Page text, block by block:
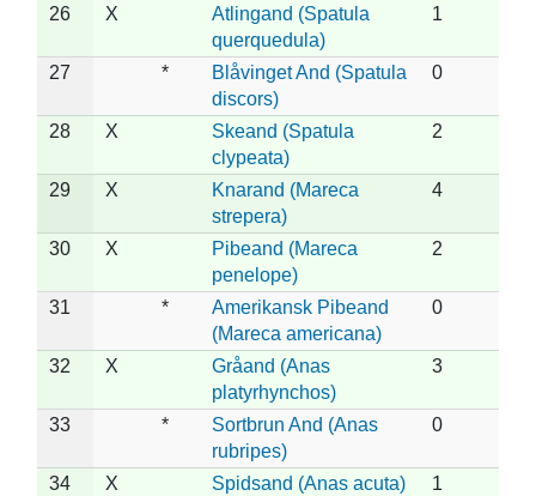
26 X
Atlingand (Spatula
querquedula)
1
27 *
Blåvinget And (Spatula
discors)
0
28 X
Skeand (Spatula
clypeata)
2
29 X
Knarand (Mareca
strepera)
4
30 X
Pibeand (Mareca
penelope)
2
31 *
Amerikansk Pibeand
(Mareca americana)
0
32 X
Gråand (Anas
platyrhynchos)
3
33 *
Sortbrun And (Anas
rubripes)
0
34 X Spidsand (Anas acuta)
1